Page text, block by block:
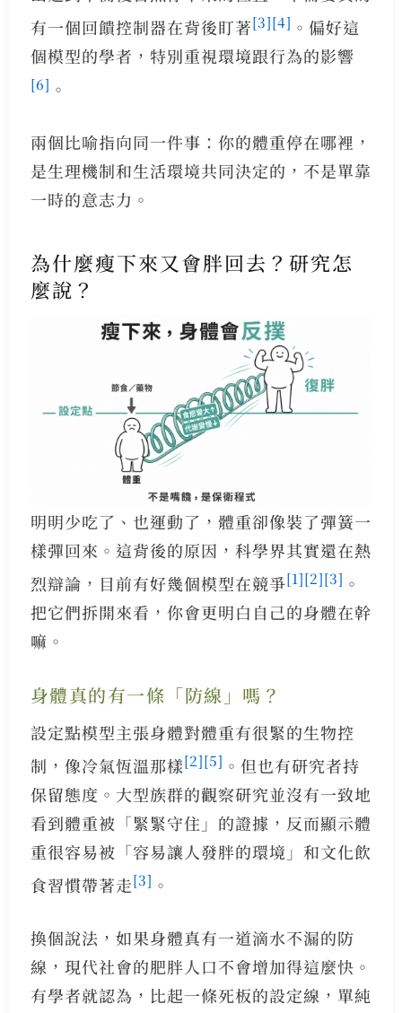
有一個回饋控制器在背後盯著[3][4] 。偏好這
個模型的學者，特別重視環境跟行為的影響
[6] 。
兩個比喻指向同一件事：你的體重停在哪裡，
是生理機制和生活環境共同決定的，不是單靠
一時的意志力。
為什麼瘦下來又會胖回去？研究怎
麼說？
明明少吃了、也運動了，體重卻像裝了彈簧一
樣彈回來。這背後的原因，科學界其實還在熱
烈辯論，目前有好幾個模型在競爭[1][2][3] 。
把它們拆開來看，你會更明白自己的身體在幹
嘛。
身體真的有一條「防線」嗎？
設定點模型主張身體對體重有很緊的生物控
制，像冷氣恆溫那樣[2][5] 。但也有研究者持
保留態度。大型族群的觀察研究並沒有一致地
看到體重被「緊緊守住」的證據，反而顯示體
重很容易被「容易讓人發胖的環境」和文化飲
食習慣帶著走[3] 。
換個說法，如果身體真有一道滴水不漏的防
線，現代社會的肥胖人口不會增加得這麼快。
有學者就認為，比起一條死板的設定線，單純